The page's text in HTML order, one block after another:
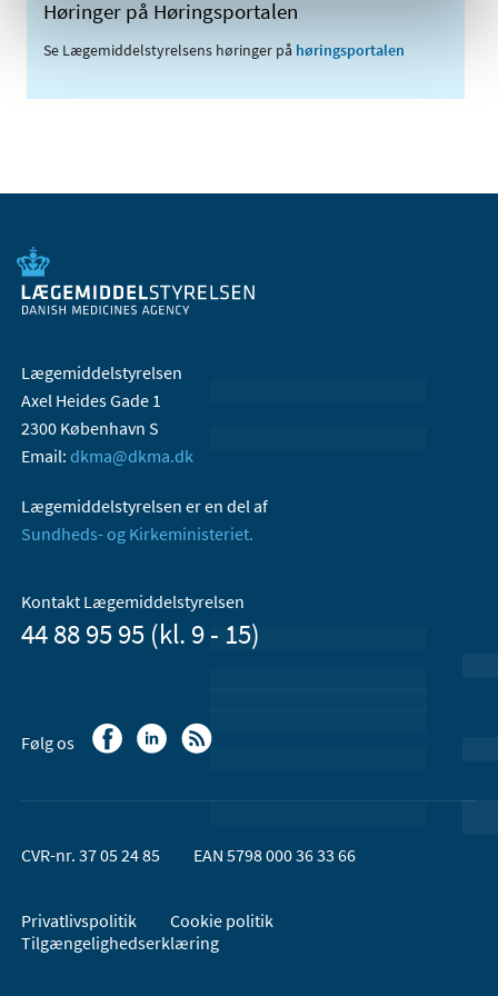
Høringer på Høringsportalen
Se Lægemiddelstyrelsens høringer på høringsportalen
Lægemiddelstyrelsen
Axel Heides Gade 1
2300 København S
Email: dkma@dkma.dk
Lægemiddelstyrelsen er en del af
Sundheds- og Kirkeministeriet.
Kontakt Lægemiddelstyrelsen
44 88 95 95 (kl. 9 - 15)
Følg os
CVR-nr. 37 05 24 85 EAN 5798 000 36 33 66
Privatlivspolitik
Cookie politik
Tilgængelighedserklæring